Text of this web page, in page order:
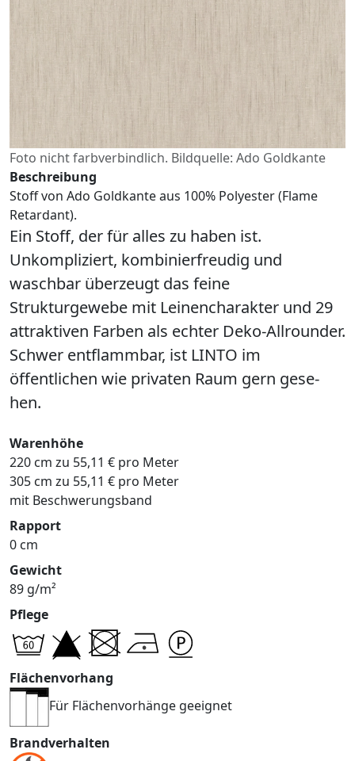
Foto nicht farbverbindlich. Bildquelle: Ado Goldkante
Beschreibung
Stoff von Ado Goldkante aus 100% Polyester (Flame
Retardant).
Ein Stoff, der für alles zu haben ist.
Unkompliziert, kombinierfreudig und
waschbar überzeugt das feine
Strukturgewebe mit Leinencharakter und 29
attraktiven Farben als echter Deko-Allrounder.
Schwer entflammbar, ist LINTO im
öffentlichen wie privaten Raum gern gese-
hen.
Warenhöhe
220 cm zu 55,11 € pro Meter
305 cm zu 55,11 € pro Meter
mit Beschwerungsband
Rapport
0 cm
Gewicht
89 g/m²
Pflege
Flächenvorhang
Für Flächenvorhänge geeignet
Brandverhalten